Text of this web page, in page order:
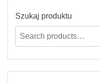
Szukaj produktu